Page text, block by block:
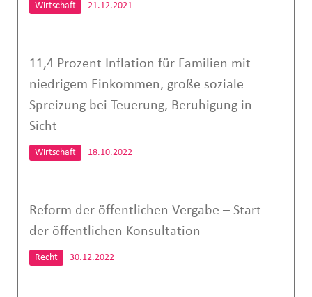
Wirtschaft 21.12.2021
11,4 Prozent Inflation für Familien mit
niedrigem Einkommen, große soziale
Spreizung bei Teuerung, Beruhigung in
Sicht
Wirtschaft 18.10.2022
Reform der öffentlichen Vergabe – Start
der öffentlichen Konsultation
Recht 30.12.2022